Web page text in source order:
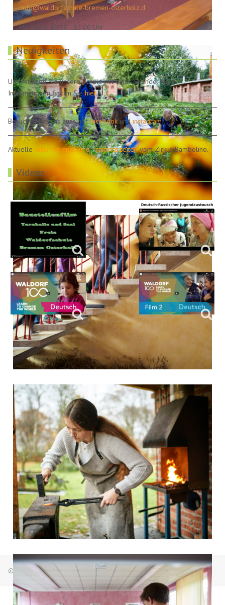
info@waldorfschule-bremen-osterholz.d
Mo bis Fr: 10.00 - 13.00 Uhr
Neuigkeiten
Unterstützen Sie unsere Schule mit einer Spende. Mehr
Informationen finden Siehier.
Besuchen Sie uns auch auffacebookundinstagram!
Aktuelle Informationen und Trainingszeitenvom Zirkus Bambolino.
Videos
© Freie Waldorfschule Bremen Osterholz 2026